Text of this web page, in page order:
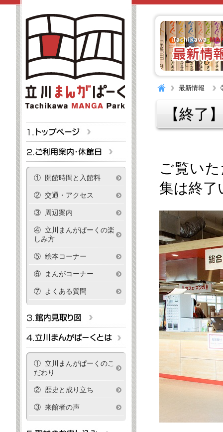
最新情報
【終了
ご覧い
集は終了
① 開館時間と入館料
② 交通・アクセス
③ 周辺案内
④ 立川まんがぱーくの楽
しみ方
⑤ 絵本コーナー
⑥ まんがコーナー
⑦ よくある質問
① 立川まんがぱーくのこ
だわり
② 歴史と成り立ち
③ 来館者の声